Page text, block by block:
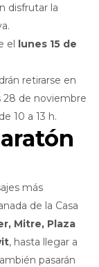
disfrutar la
el lunes 15 de
retirarse en
28 de noviembre
10 a 13 h.
más
de la Casa
Mitre, Plaza
, hasta llegar a
pasarán